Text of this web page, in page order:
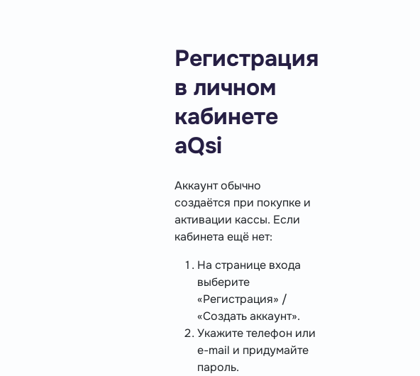
Регистрация
в личном
кабинете
aQsi
Аккаунт обычно
создаётся при покупке и
активации кассы. Если
кабинета ещё нет:
На странице входа
выберите
«Регистрация» /
«Создать аккаунт».
Укажите телефон или
e-mail и придумайте
пароль.